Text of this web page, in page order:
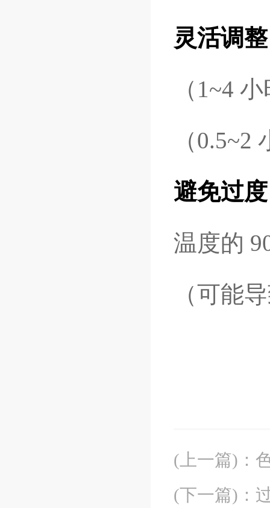
灵活调整
（1~4
（0.5~2
避免过度
温度的
（可能
(上一篇) ：
(下一篇) ：